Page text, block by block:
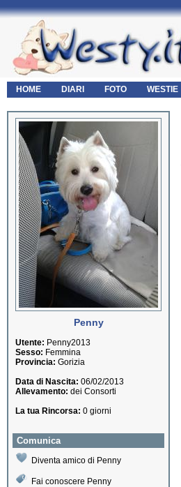
HOME DIARI FOTO WESTIE
Penny
Utente: Penny2013
Sesso: Femmina
Provincia: Gorizia
Data di Nascita: 06/02/2013
Allevamento: dei Consorti
La tua Rincorsa: 0 giorni
Comunica
Diventa amico di Penny
Fai conoscere Penny